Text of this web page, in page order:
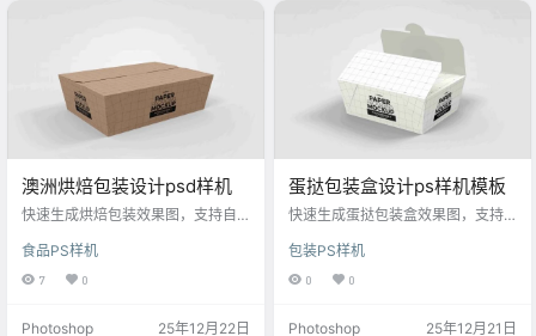
澳洲烘焙包装设计psd样机
快速生成烘焙包装效果图，支持自
品等设计。
食品PS样机
7 0
Photoshop 25年12月22日
蛋挞包装盒设计ps样机模板
快速生成蛋挞包装盒效果图，支持
零食等设计。
包装PS样机
0 0
Photoshop 25年12月21日